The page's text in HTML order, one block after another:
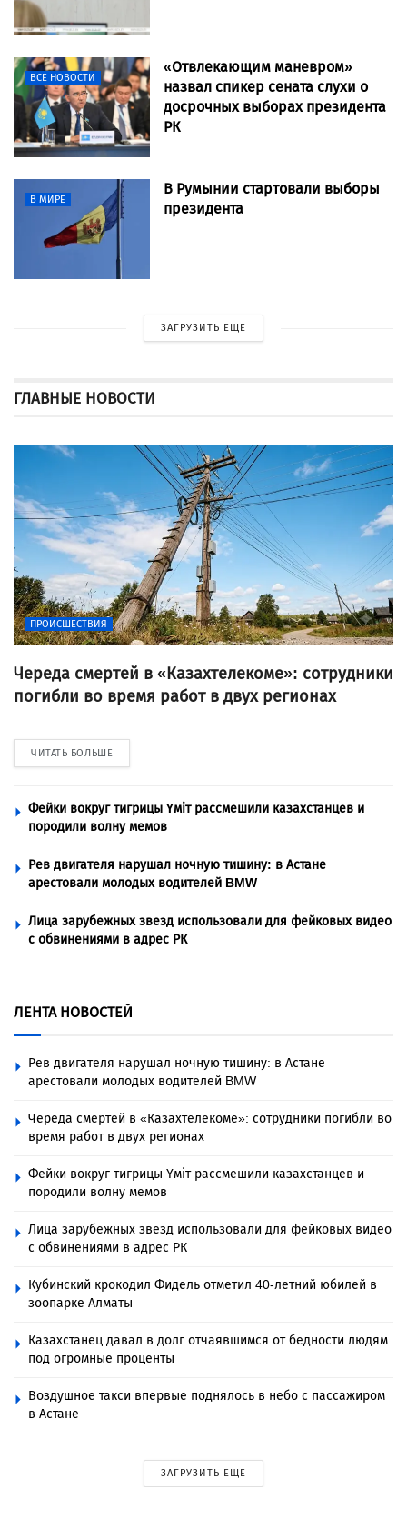
ВСЕ НОВОСТИ
«Отвлекающим маневром»
назвал спикер сената слухи о
досрочных выборах президента
РК
В МИРЕ
В Румынии стартовали выборы
президента
ЗАГРУЗИТЬ ЕЩЕ
ГЛАВНЫЕ НОВОСТИ
ПРОИСШЕСТВИЯ
Череда смертей в «Казахтелекоме»: сотрудники
погибли во время работ в двух регионах
ЧИТАТЬ БОЛЬШЕ
Фейки вокруг тигрицы Үміт рассмешили казахстанцев и
породили волну мемов
Рев двигателя нарушал ночную тишину: в Астане
арестовали молодых водителей BMW
Лица зарубежных звезд использовали для фейковых видео
с обвинениями в адрес РК
ЛЕНТА НОВОСТЕЙ
Рев двигателя нарушал ночную тишину: в Астане
арестовали молодых водителей BMW
Череда смертей в «Казахтелекоме»: сотрудники погибли во
время работ в двух регионах
Фейки вокруг тигрицы Үміт рассмешили казахстанцев и
породили волну мемов
Лица зарубежных звезд использовали для фейковых видео
с обвинениями в адрес РК
Кубинский крокодил Фидель отметил 40-летний юбилей в
зоопарке Алматы
Казахстанец давал в долг отчаявшимся от бедности людям
под огромные проценты
Воздушное такси впервые поднялось в небо с пассажиром
в Астане
ЗАГРУЗИТЬ ЕЩЕ